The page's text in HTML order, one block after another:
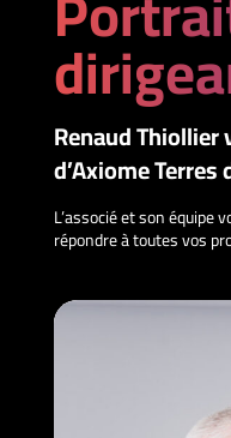
Renaud Thiollier
d’Axiome Terres
L’associé et son équipe
répondre à toutes vos